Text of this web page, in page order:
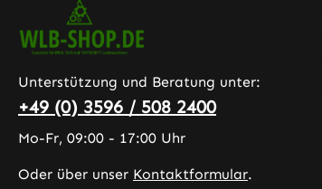
Unterstützung und Beratung unter:
+49 (0) 3596 / 508 2400
Mo-Fr, 09:00 - 17:00 Uhr
Oder über unser Kontaktformular.